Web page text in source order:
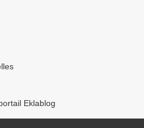
Eklablog